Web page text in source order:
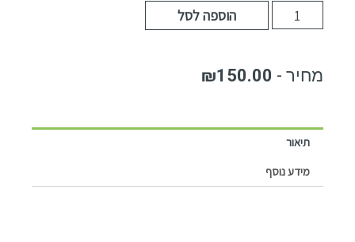
הוספה לסל
₪150.00
תיאור
מידע נוסף